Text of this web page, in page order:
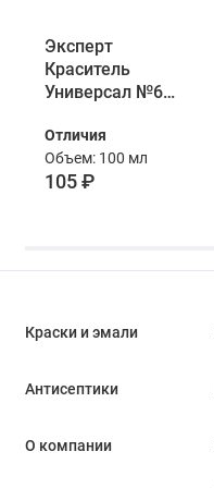
Эксперт
Краситель
Универсал №6
мл
Отличия
Объем: 100 мл
105 ₽
Краски и эмали
Антисептики
О компании